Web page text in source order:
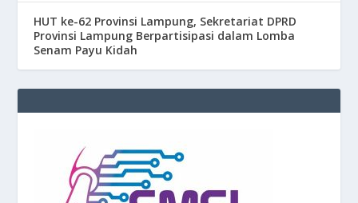
HUT ke-62 Provinsi Lampung, Sekretariat DPRD
Provinsi Lampung Berpartisipasi dalam Lomba
Senam Payu Kidah